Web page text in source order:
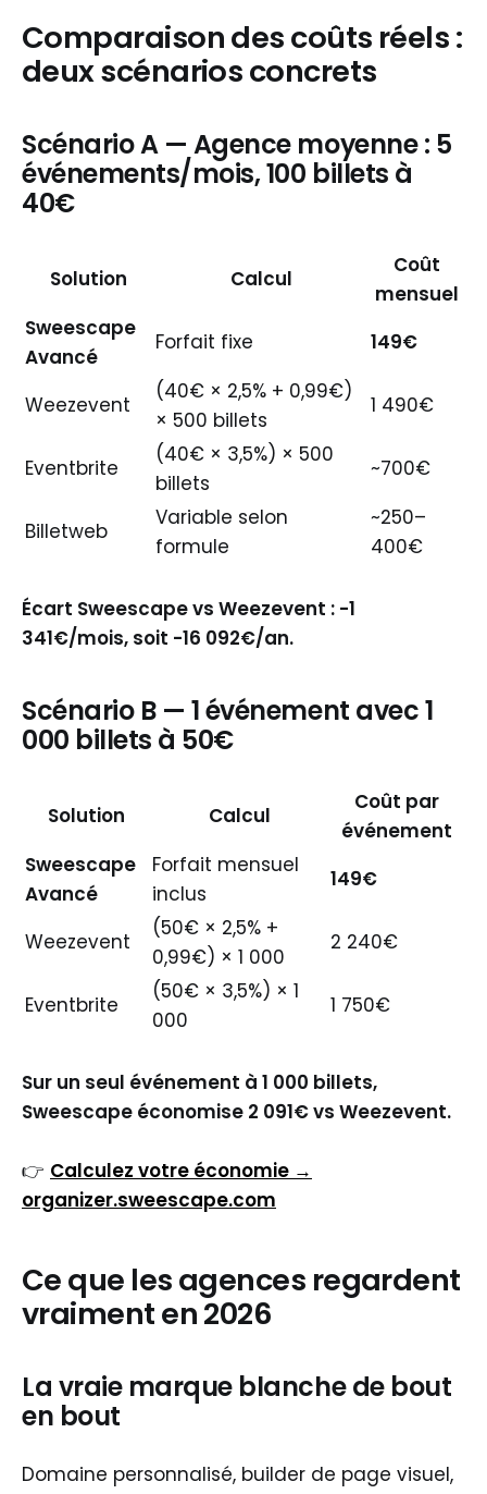
Comparaison des coûts réels :
deux scénarios concrets
Scénario A — Agence moyenne : 5
événements/mois, 100 billets à
40€
Solution Calcul
Coût
mensuel
Sweescape
Avancé
Forfait fixe 149€
Weezevent
(40€ × 2,5% + 0,99€)
× 500 billets
1 490€
Eventbrite
(40€ × 3,5%) × 500
billets
~700€
Billetweb
Variable selon
formule
~250–
400€
Écart Sweescape vs Weezevent : -1
341€/mois, soit -16 092€/an.
Scénario B — 1 événement avec 1
000 billets à 50€
Solution Calcul
Coût par
événement
Sweescape
Avancé
Forfait mensuel
inclus
149€
Weezevent
(50€ × 2,5% +
0,99€) × 1 000
2 240€
Eventbrite
(50€ × 3,5%) × 1
000
1 750€
Sur un seul événement à 1 000 billets,
Sweescape économise 2 091€ vs Weezevent.
👉 Calculez votre économie →
organizer.sweescape.com
Ce que les agences regardent
vraiment en 2026
La vraie marque blanche de bout
en bout
Domaine personnalisé, builder de page visuel,